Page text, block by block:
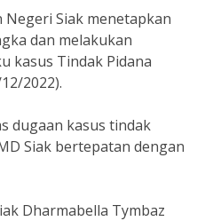
Negeri Siak menetapkan
dan melakukan
kasus Tindak Pidana
2022).
dugaan kasus tindak
Siak bertepatan dengan
Dharmabella Tymbaz